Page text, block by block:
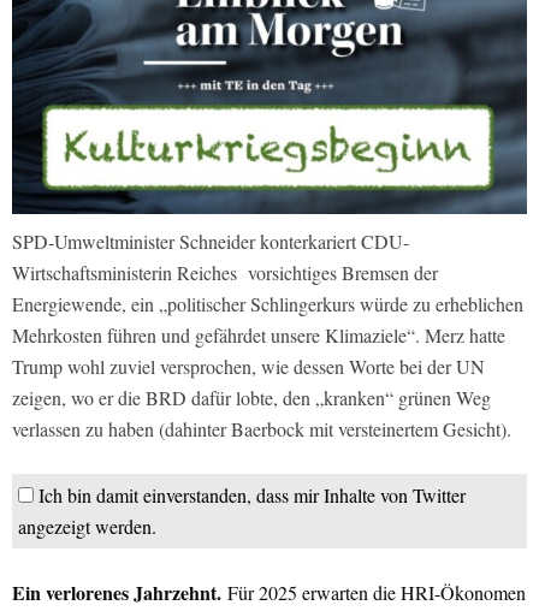
SPD-Umweltminister Schneider konterkariert CDU-
Wirtschaftsministerin Reiches vorsichtiges Bremsen der
Energiewende, ein „politischer Schlingerkurs würde zu erheblichen
Mehrkosten führen und gefährdet unsere Klimaziele“. Merz hatte
Trump wohl zuviel versprochen, wie dessen Worte bei der UN
zeigen, wo er die BRD dafür lobte, den „kranken“ grünen Weg
verlassen zu haben (dahinter Baerbock mit versteinertem Gesicht).
Ich bin damit einverstanden, dass mir Inhalte von Twitter
angezeigt werden.
Ein verlorenes Jahrzehnt. Für 2025 erwarten die HRI-Ökonomen